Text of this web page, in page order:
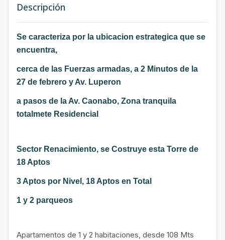
Descripción
Se caracteriza por la ubicacion estrategica que se
encuentra,
cerca de las Fuerzas armadas, a 2 Minutos de la
27 de febrero y Av. Luperon
a pasos de la Av. Caonabo, Zona tranquila
totalmete Residencial
Sector Renacimiento, se Costruye esta Torre de
18 Aptos
3 Aptos por Nivel, 18 Aptos en Total
1 y 2 parqueos
Apartamentos de 1 y 2 habitaciones, desde 108 Mts